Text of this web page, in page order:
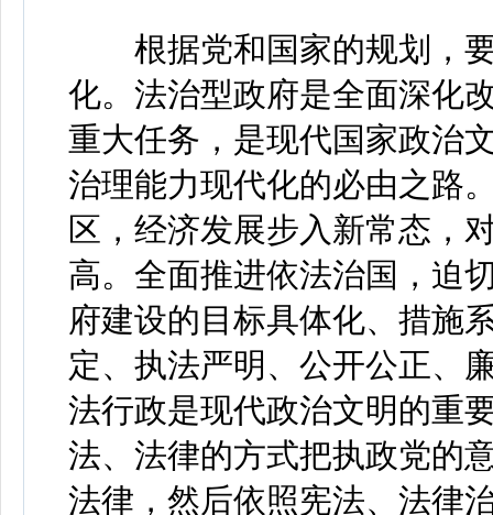
根据党和国家的规划，要
化。法治型政府是全面深化
重大任务，是现代国家政治
治理能力现代化的必由之路
区，经济发展步入新常态，
高。全面推进依法治国，迫
府建设的目标具体化、措施
定、执法严明、公开公正、
法行政是现代政治文明的重
法、法律的方式把执政党的
法律，然后依照宪法、法律